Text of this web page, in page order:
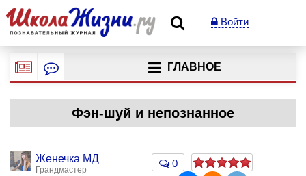
Войти
ГЛАВНОЕ
Фэн-шуй и непознанное
Женечка МД
Грандмастер
0